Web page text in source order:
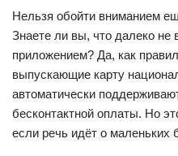
Нельзя обойти вниманием
Знаете ли вы, что далеко не
приложением? Да, как
выпускающие карту
автоматически
бесконтактной оплаты. Но
если речь идёт о маленьких